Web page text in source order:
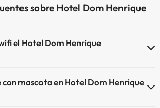
sobre Hotel Dom Henrique
el Hotel Dom Henrique
mascota en Hotel Dom Henrique